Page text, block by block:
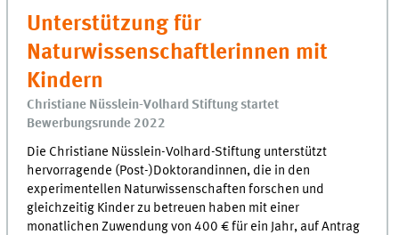
Unterstützung für
Naturwissenschaftlerinnen mit
Kindern
Christiane Nüsslein-Volhard Stiftung startet
Bewerbungsrunde 2022
Die Christiane Nüsslein-Volhard-Stiftung unterstützt
hervorragende (Post-)Doktorandinnen, die in den
experimentellen Naturwissenschaften forschen und
gleichzeitig Kinder zu betreuen haben mit einer
monatlichen Zuwendung von 400 € für ein Jahr, auf Antrag